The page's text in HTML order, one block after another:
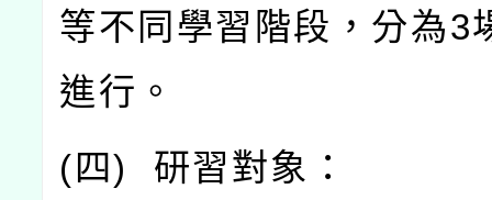
等不同學習階段，分為3
進行。
( 四) 研習對象：